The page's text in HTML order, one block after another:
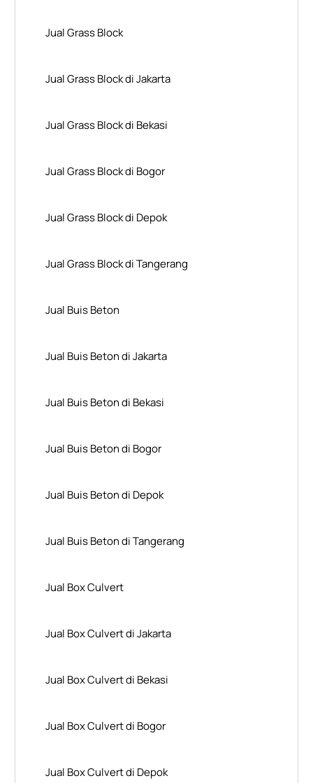
Jual Grass Block
Jual Grass Block di Jakarta
Jual Grass Block di Bekasi
Jual Grass Block di Bogor
Jual Grass Block di Depok
Jual Grass Block di Tangerang
Jual Buis Beton
Jual Buis Beton di Jakarta
Jual Buis Beton di Bekasi
Jual Buis Beton di Bogor
Jual Buis Beton di Depok
Jual Buis Beton di Tangerang
Jual Box Culvert
Jual Box Culvert di Jakarta
Jual Box Culvert di Bekasi
Jual Box Culvert di Bogor
Jual Box Culvert di Depok